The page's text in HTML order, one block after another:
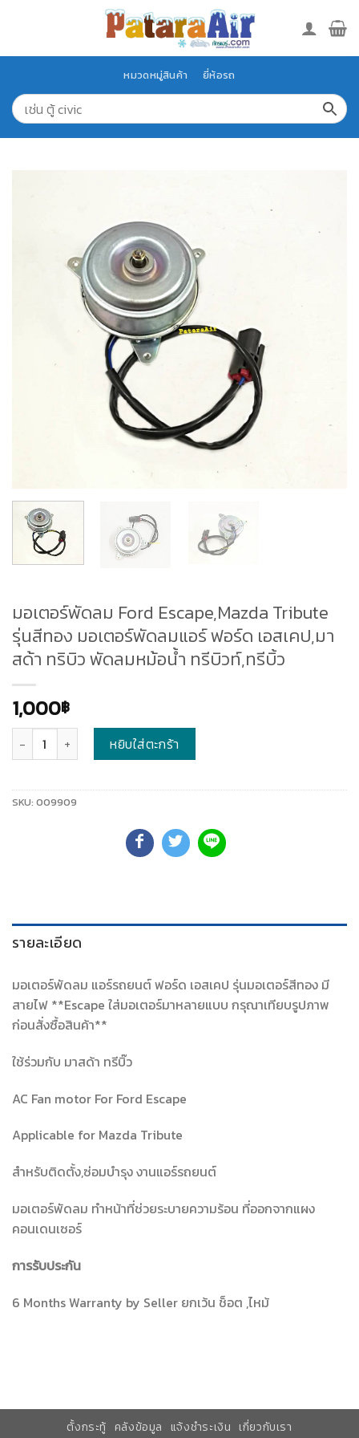
หมวดหมู่สินค้า ยี่ห้อรถ
มอเตอร์พัดลม Ford Escape,Mazda Tribute
รุ่นสีทอง มอเตอร์พัดลมแอร์ ฟอร์ด เอสเคป,มา
สด้า ทริบิว พัดลมหม้อน้ำ ทรีบิวท์,ทรีบิ้ว
1,000฿
หยิบใส่ตะกร้า
SKU: 009909
รายละเอียด
มอเตอร์พัดลม แอร์รถยนต์ ฟอร์ด เอสเคป รุ่นมอเตอร์สีทอง มี
สายไฟ **Escape ใส่มอเตอร์มาหลายแบบ กรุณาเทียบรูปภาพ
ก่อนสั่งซื้อสินค้า**
ใช้ร่วมกับ มาสด้า ทรีบิ๊ว
AC Fan motor For Ford Escape
Applicable for Mazda Tribute
สำหรับติดตั้ง,ซ่อมบำรุง งานแอร์รถยนต์
มอเตอร์พัดลม ทำหน้าที่ช่วยระบายความร้อน ที่ออกจากแผง
คอนเดนเซอร์
การรับประกัน
6 Months Warranty by Seller ยกเว้น ช็อต ,ไหม้
ตั้งกระทู้ คลังข้อมูล แจ้งชำระเงิน เกี่ยวกับเรา